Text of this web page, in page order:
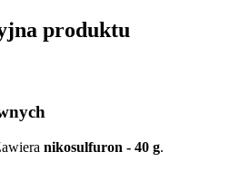
produktu
nikosulfuron - 40 g.